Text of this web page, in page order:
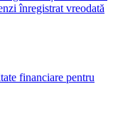
înregistrat vreodată
financiare pentru